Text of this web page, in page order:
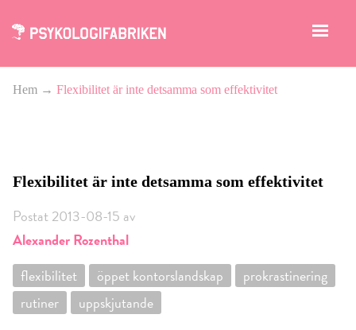
Hem → Flexibilitet är inte detsamma som effektivitet
Flexibilitet är inte detsamma som effektivitet
Postat 2013-08-15 av
Alexander Rozenthal
flexibilitet
öppet kontorslandskap
prokrastinering
rutiner
uppskjutande